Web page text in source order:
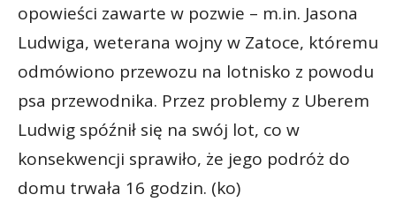
opowieści zawarte w pozwie – m.in. Jasona
Ludwiga, weterana wojny w Zatoce, któremu
odmówiono przewozu na lotnisko z powodu
psa przewodnika. Przez problemy z Uberem
Ludwig spóźnił się na swój lot, co w
konsekwencji sprawiło, że jego podróż do
domu trwała 16 godzin. (ko)